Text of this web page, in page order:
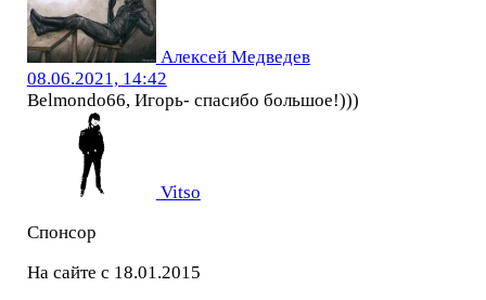
Алексей Медведев
08.06.2021, 14:42
Belmondo66, Игорь- спасибо большое!)))
Vitso
Спонсор
На сайте с 18.01.2015